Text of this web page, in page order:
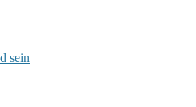
sein